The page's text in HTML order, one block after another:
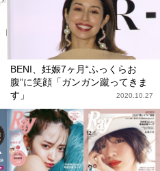
BENI、妊娠7ヶ月“ふっくらお
腹”に笑顔「ガンガン蹴ってきま
す」
2020.10.27